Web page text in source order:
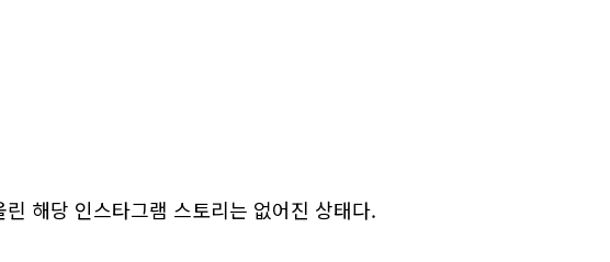
린 해당 인스타그램 스토리는 없어진 상태다.